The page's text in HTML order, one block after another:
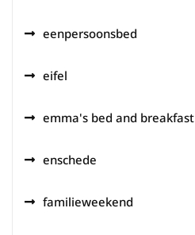
eenpersoonsbed
eifel
emma's bed and breakfast
enschede
familieweekend